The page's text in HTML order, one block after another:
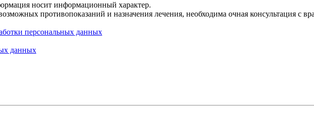
носит информационный характер.
противопоказаний и назначения лечения, необходима очная консультация с
персональных данных
данных